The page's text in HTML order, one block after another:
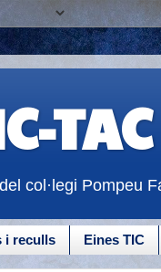
TAC
col·legi Pompeu
i reculls Eines TIC